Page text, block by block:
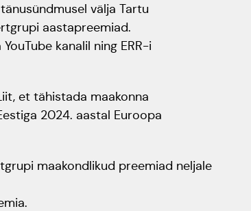
Emakeelne ülikool
tähistas sünnipäeva
Üliõpilasmaja 20.
Gaudeamus 2018
välja Tartu
aastapreemiad.
kanalil ning ERR-i
et tähistada maakonna
2024. aastal Euroopa
maakondlikud preemiad neljale